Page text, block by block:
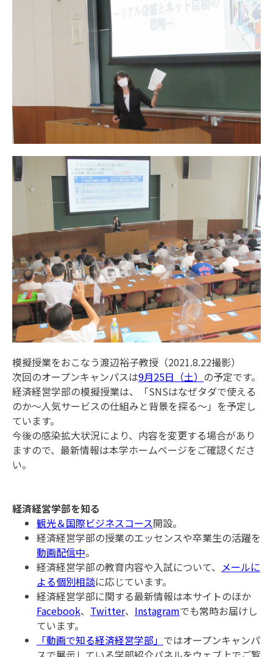
模擬授業をおこなう渡辺裕子教授（2021.8.22撮影）
次回のオープンキャンパスは9月25日（土） の予定です。
経済経営学部の模擬授業は、「SNSはなぜタダで使える
のか～人気サービスの仕組みと背景を探る～」を予定し
ています。
今後の感染拡大状況により、内容を変更する場合があり
ますので、最新情報は本学ホームページをご確認くださ
い。
経済経営学部を知る
観光＆国際ビジネスコース開設。
経済経営学部の授業のエッセンスや卒業生の活躍を
動画配信中。
経済経営学部の教育内容や入試について、 メールに
よる個別相談に応じています。
経済経営学部に関する最新情報は本サイトのほか
Facebook、 Twitter、 Instagramでも常時お届けし
ています。
「動画で知る経済経営学部」 ではオープンキャンパ